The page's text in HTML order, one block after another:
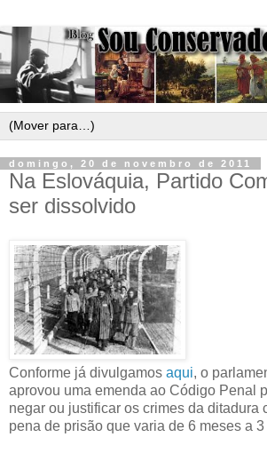
domingo, 20 de novembro de 2011
Na Eslováquia, Partido
ser dissolvido
Conforme já divulgamos aqui, o
aprovou uma emenda ao Código Penal
negar ou justificar os crimes da ditadura
pena de prisão que varia de 6 meses a